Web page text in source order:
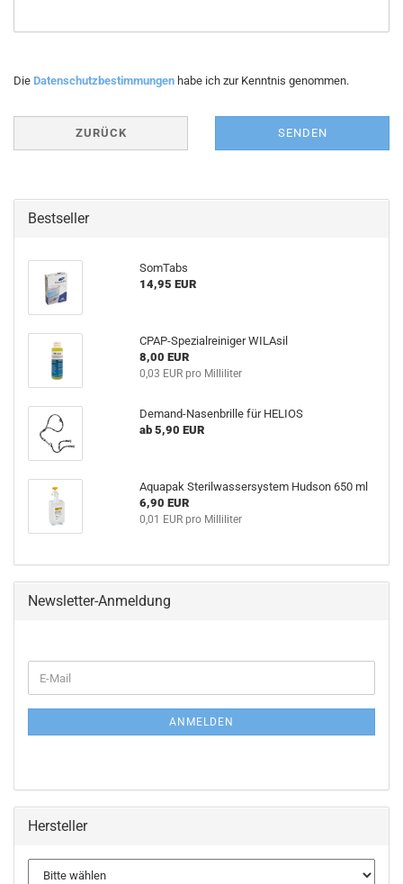
DATENSCHUTZBESTIMMUNGEN
Die Datenschutzbestimmungen habe ich zur Kenntnis genommen.
ZURÜCK SENDEN
Bestseller
SomTabs
14,95 EUR
CPAP-Spezialreiniger WILAsil
8,00 EUR
0,03 EUR pro Milliliter
Demand-Nasenbrille für HELIOS
ab 5,90 EUR
Aquapak Sterilwassersystem Hudson 650 ml
6,90 EUR
0,01 EUR pro Milliliter
Newsletter-Anmeldung
ZUR
E-
Mail
ANMELDEN
Hersteller